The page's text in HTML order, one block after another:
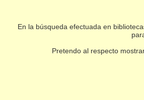
En la búsqueda efectuada en
Pretendo al respecto